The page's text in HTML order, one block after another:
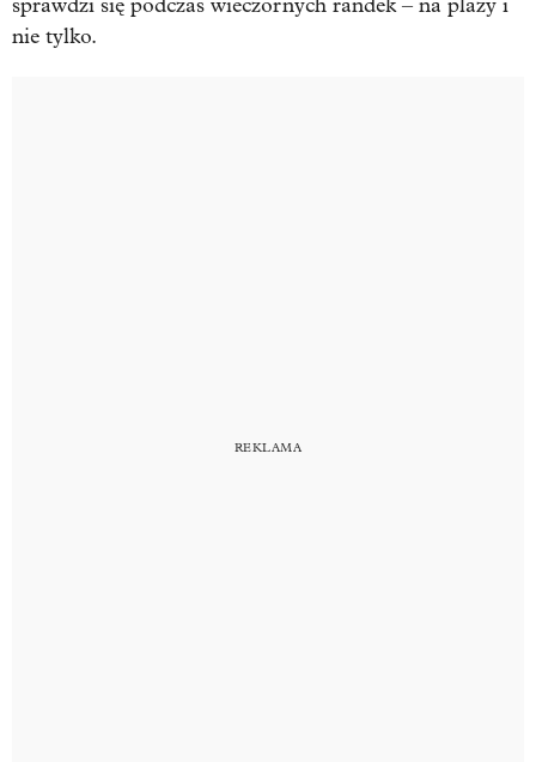
nie tylko.